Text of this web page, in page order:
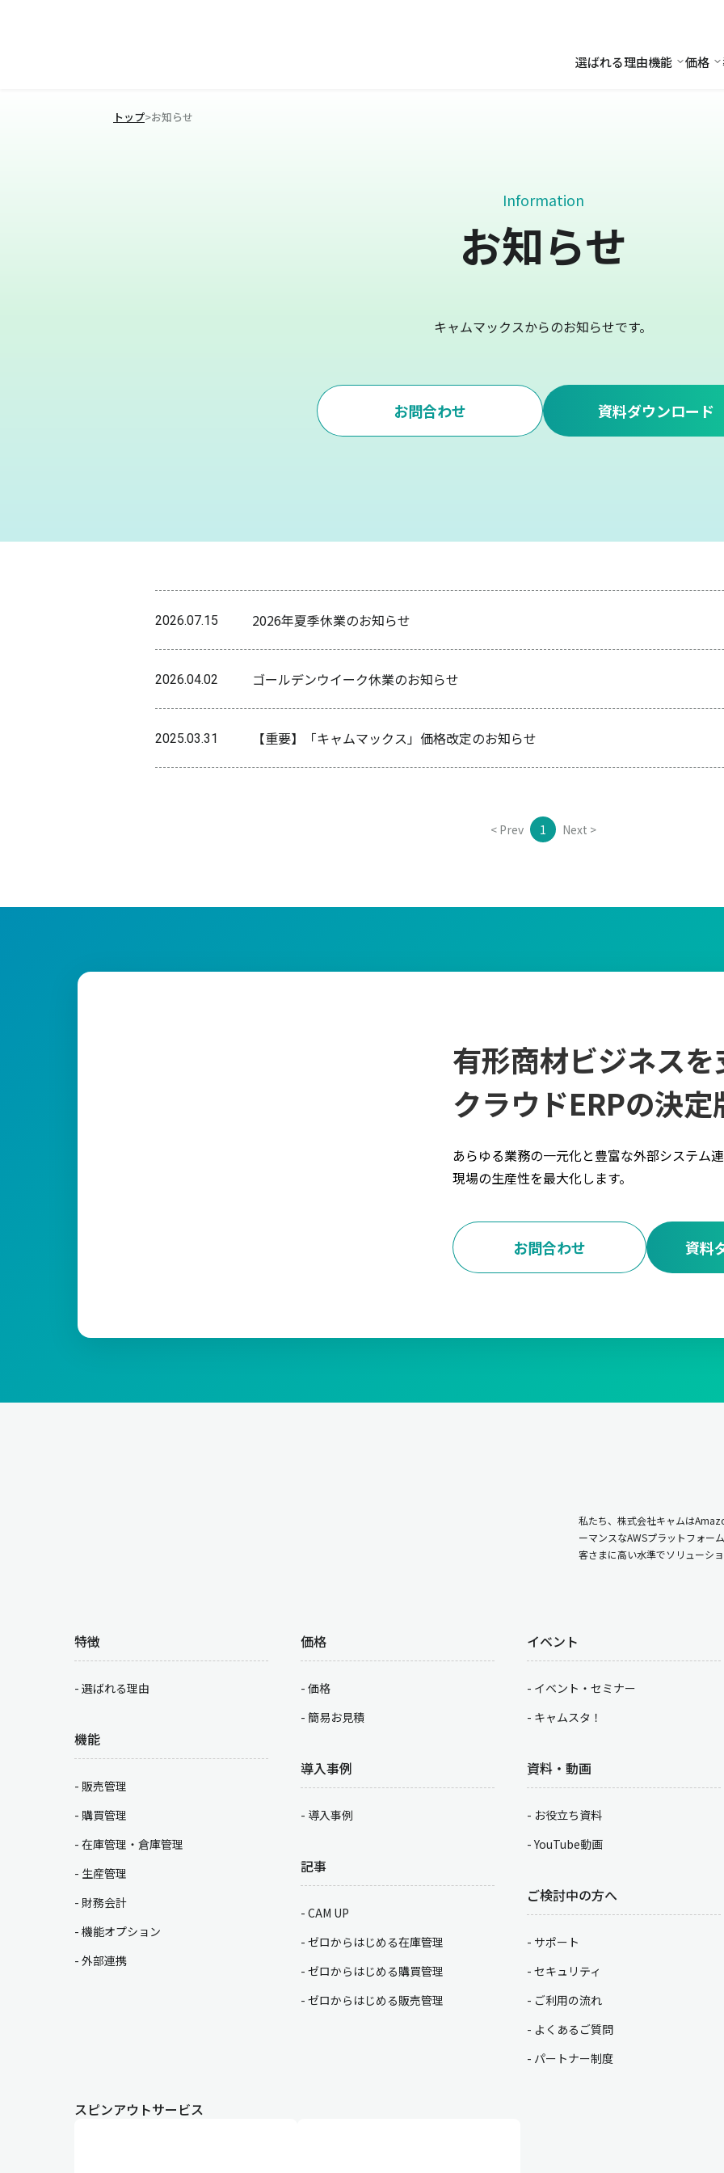
選ばれる理由機能 機能
価格
トップ>お知らせ
Information
お知らせ
キャムマックスからのお知らせです。
お問合わせ 資料ダウンロード
2026.07.15 2026年夏季休業のお知らせ
2026.04.02 ゴールデンウイーク休業のお知らせ
2025.03.31 【重要】「キャムマックス」価格改定のお知らせ
< Prev 1 Next >
有形商材ビジネスを
クラウドERPの決定
あらゆる業務の一元化と豊富な外部システム
現場の生産性を最大化します。
資料
お問合わせ
私たち、株式会社キャムは
ーマンスなAWSプラットフォー
客さまに高い水準でソリューシ
特徴
選ばれる理由
機能
販売管理
購買管理
在庫管理・倉庫管理
生産管理
財務会計
機能オプション
外部連携
価格
価格
簡易お見積
導入事例
導入事例
記事
CAM UP
ゼロからはじめる在庫管理
ゼロからはじめる購買管理
ゼロからはじめる販売管理
イベント
イベント・セミナー
キャムスタ！
資料・動画
お役立ち資料
YouTube動画
ご検討中の方へ
サポート
セキュリティ
ご利用の流れ
よくあるご質問
パートナー制度
スピンアウトサービス